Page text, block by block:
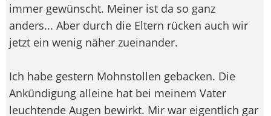
immer gewünscht. Meiner ist da so ganz
anders... Aber durch die Eltern rücken auch wir
jetzt ein wenig näher zueinander.
Ich habe gestern Mohnstollen gebacken. Die
Ankündigung alleine hat bei meinem Vater
leuchtende Augen bewirkt. Mir war eigentlich gar